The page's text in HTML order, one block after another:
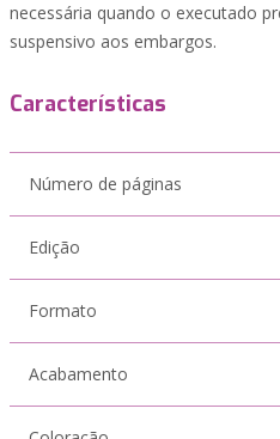
necessária quando o executado
suspensivo aos embargos.
Características
Número de páginas
Edição
Formato
Acabamento